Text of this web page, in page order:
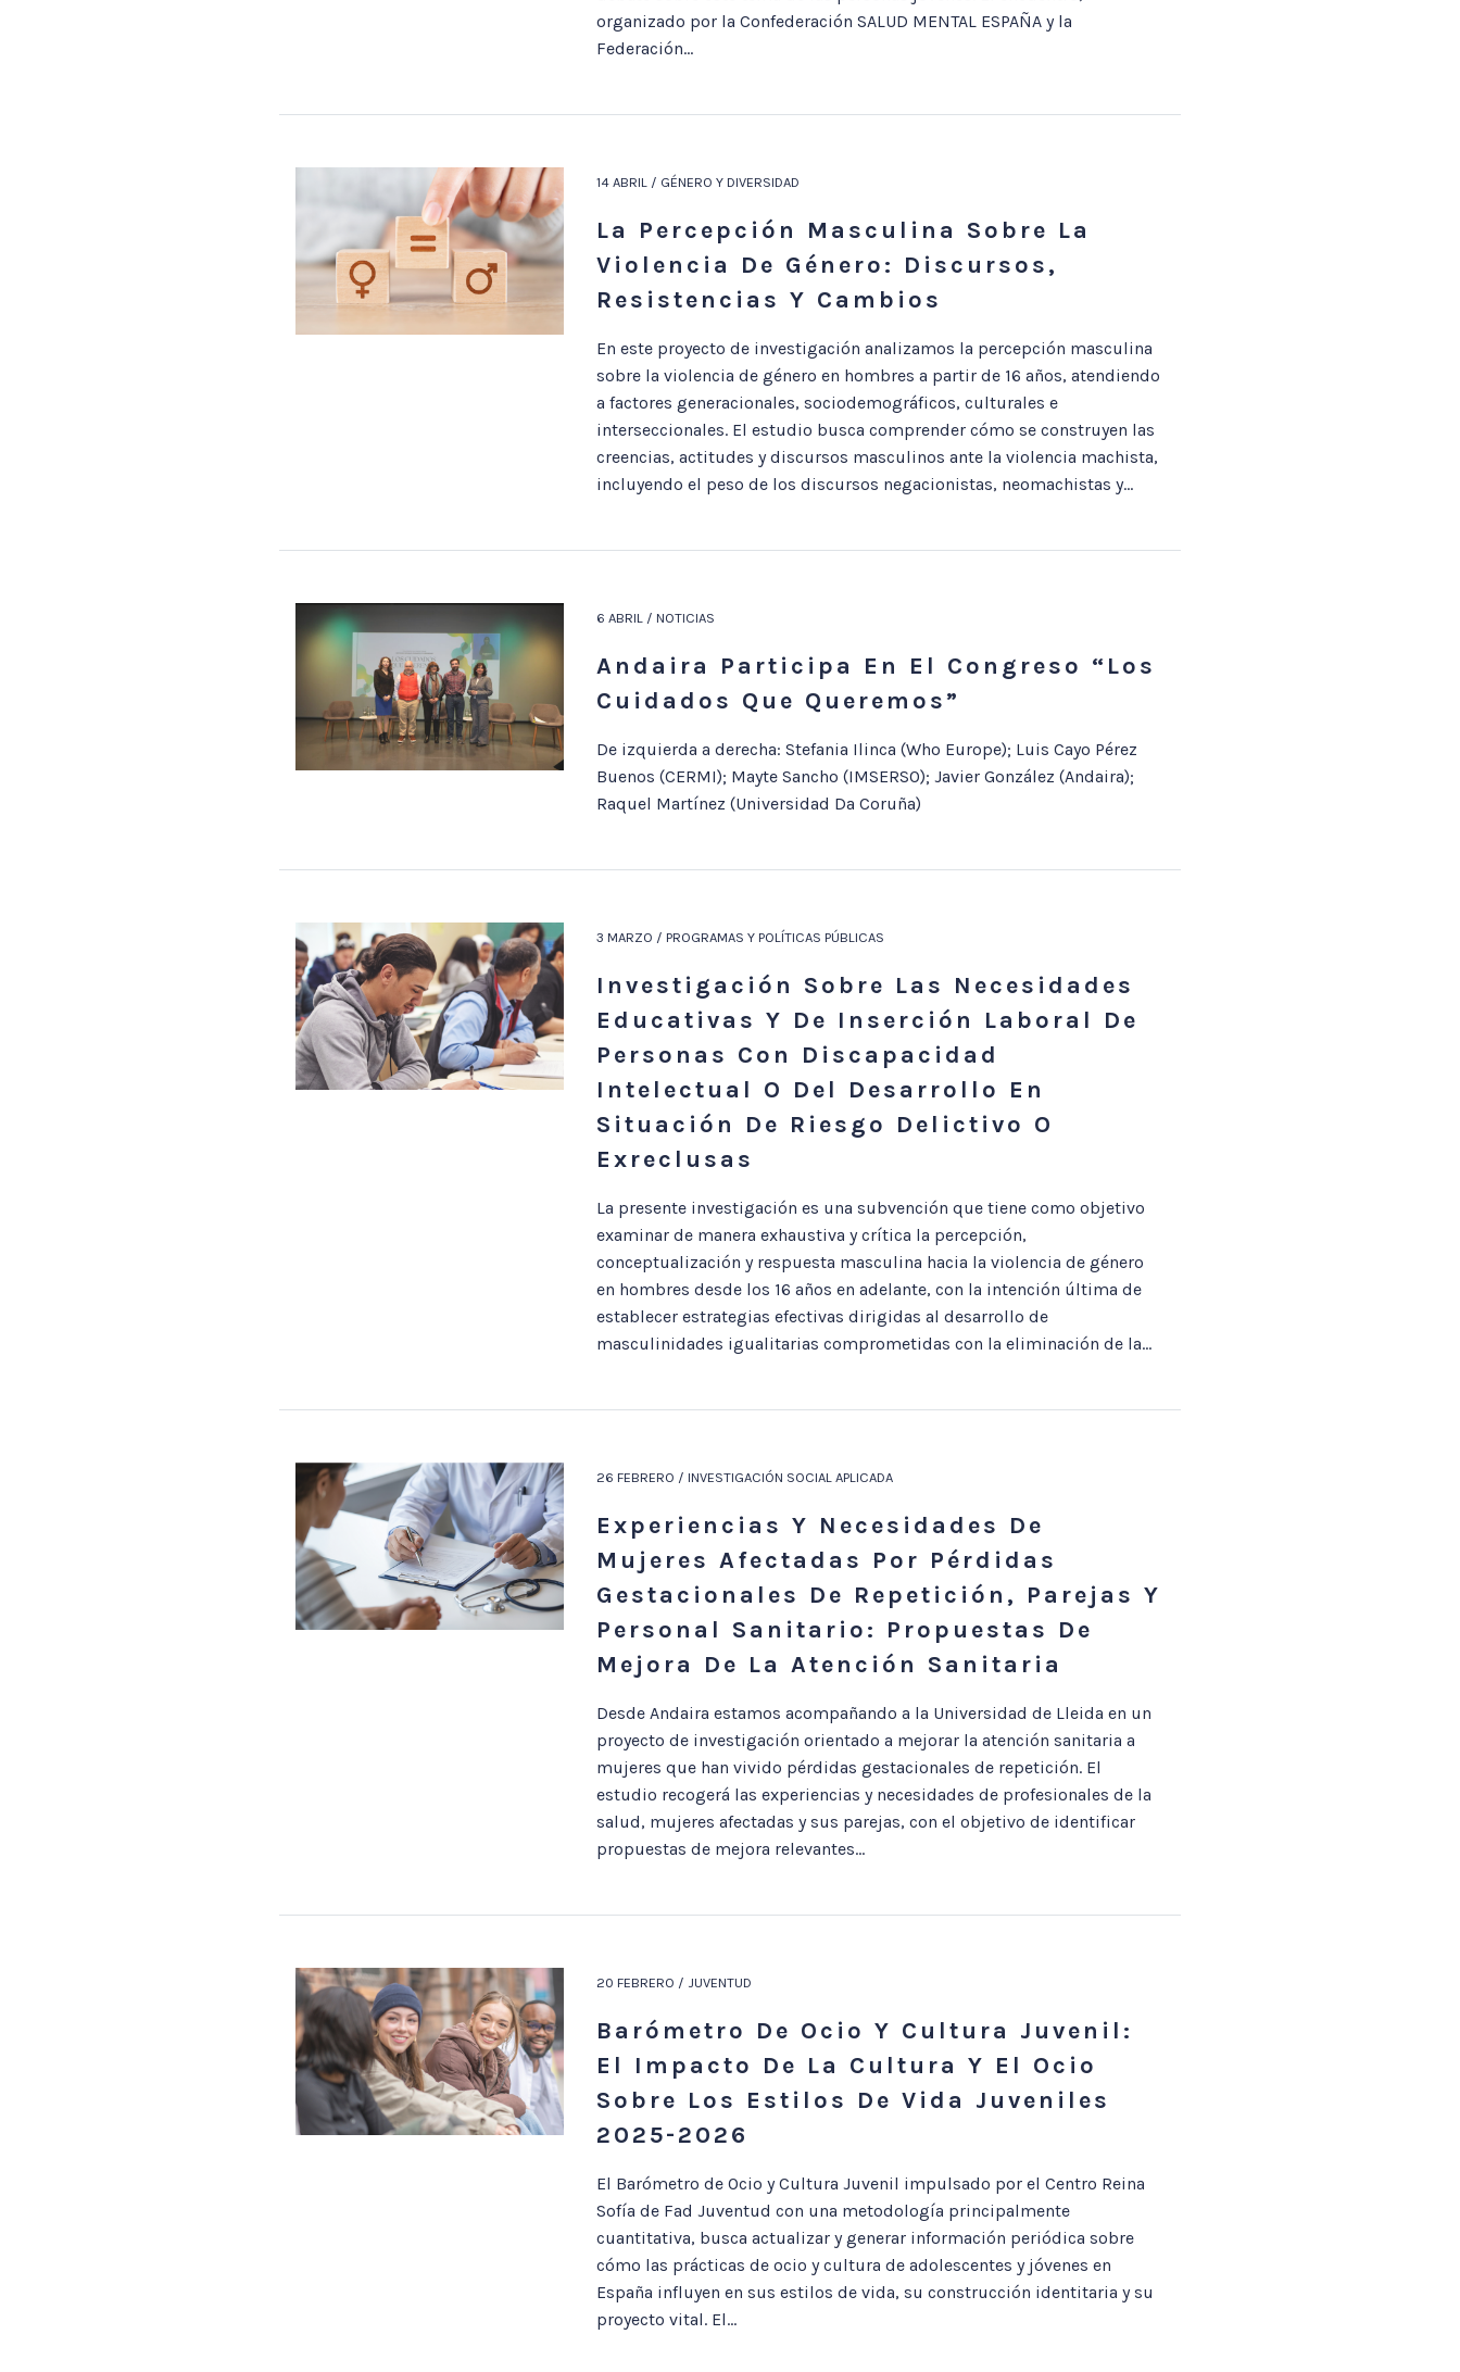
organizado por la Confederación SALUD MENTAL ESPAÑA y la
Federación...
14 ABRIL / GÉNERO Y DIVERSIDAD
La Percepción Masculina Sobre La
Violencia De Género: Discursos,
Resistencias Y Cambios
En este proyecto de investigación analizamos la percepción masculina
sobre la violencia de género en hombres a partir de 16 años, atendiendo
a factores generacionales, sociodemográficos, culturales e
interseccionales. El estudio busca comprender cómo se construyen las
creencias, actitudes y discursos masculinos ante la violencia machista,
incluyendo el peso de los discursos negacionistas, neomachistas y...
6 ABRIL / NOTICIAS
Andaira Participa En El Congreso “Los
Cuidados Que Queremos”
De izquierda a derecha: Stefania Ilinca (Who Europe); Luis Cayo Pérez
Buenos (CERMI); Mayte Sancho (IMSERSO); Javier González (Andaira);
Raquel Martínez (Universidad Da Coruña)
3 MARZO / PROGRAMAS Y POLÍTICAS PÚBLICAS
Investigación Sobre Las Necesidades
Educativas Y De Inserción Laboral De
Personas Con Discapacidad
Intelectual O Del Desarrollo En
Situación De Riesgo Delictivo O
Exreclusas
La presente investigación es una subvención que tiene como objetivo
examinar de manera exhaustiva y crítica la percepción,
conceptualización y respuesta masculina hacia la violencia de género
en hombres desde los 16 años en adelante, con la intención última de
establecer estrategias efectivas dirigidas al desarrollo de
masculinidades igualitarias comprometidas con la eliminación de la...
26 FEBRERO / INVESTIGACIÓN SOCIAL APLICADA
Experiencias Y Necesidades De
Mujeres Afectadas Por Pérdidas
Gestacionales De Repetición, Parejas Y
Personal Sanitario: Propuestas De
Mejora De La Atención Sanitaria
Desde Andaira estamos acompañando a la Universidad de Lleida en un
proyecto de investigación orientado a mejorar la atención sanitaria a
mujeres que han vivido pérdidas gestacionales de repetición. El
estudio recogerá las experiencias y necesidades de profesionales de la
salud, mujeres afectadas y sus parejas, con el objetivo de identificar
propuestas de mejora relevantes...
20 FEBRERO / JUVENTUD
Barómetro De Ocio Y Cultura Juvenil:
El Impacto De La Cultura Y El Ocio
Sobre Los Estilos De Vida Juveniles
2025-2026
El Barómetro de Ocio y Cultura Juvenil impulsado por el Centro Reina
Sofía de Fad Juventud con una metodología principalmente
cuantitativa, busca actualizar y generar información periódica sobre
cómo las prácticas de ocio y cultura de adolescentes y jóvenes en
España influyen en sus estilos de vida, su construcción identitaria y su
proyecto vital. El...